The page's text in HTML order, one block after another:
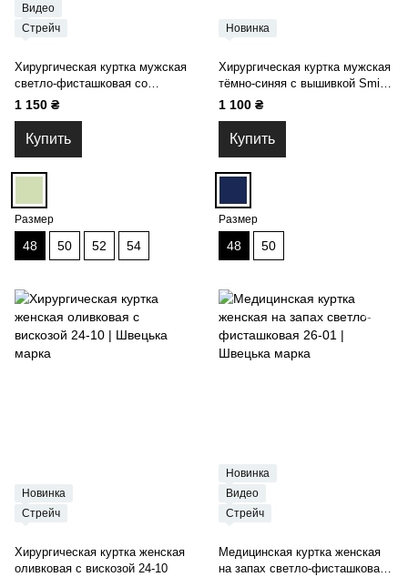
Видео
Стрейч
Хирургическая куртка мужская
светло-фисташковая со
спандексом 24-12
1 150 ₴
Купить
Размер
48 50 52 54
Новинка
Хирургическая куртка мужская
тёмно-синяя с вышивкой Smile
14-02
1 100 ₴
Купить
Размер
48 50
Новинка
Стрейч
Хирургическая куртка женская
оливковая с вискозой 24-10
Новинка
Видео
Стрейч
Медицинская куртка женская
на запах светло-фисташковая